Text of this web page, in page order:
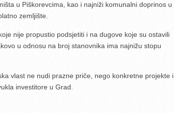
u Piškorevcima, kao i najniži komunalni doprinos u
zemljište.
nije propustio podsjetiti i na dugove koje su ostavili
u odnosu na broj stanovnika ima najnižu stopu
vlast ne nudi prazne priče, nego konkretne projekte i
investitore u Grad.